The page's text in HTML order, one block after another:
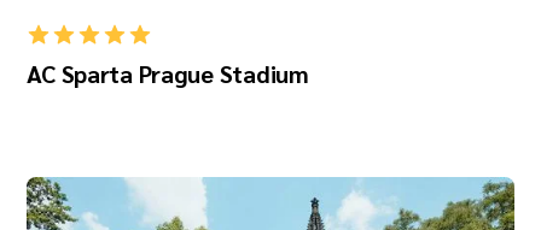
AC Sparta Prague Stadium